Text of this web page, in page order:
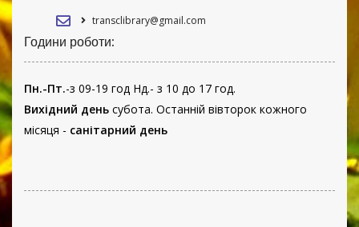
transclibrary@gmail.com
Години роботи:
Пн.-Пт.-з 09-19 год Нд.- з 10 до 17 год.
Вихідний день субота. Останній вівторок кожного
місяця - санітарний день